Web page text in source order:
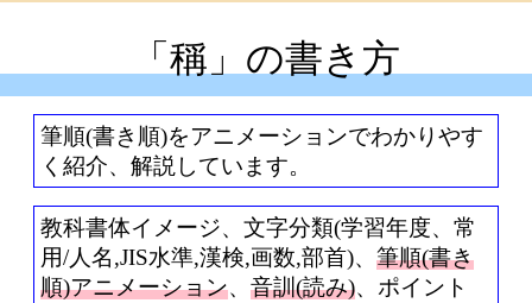
「稱」の書き方
筆順(書き順)をアニメーションでわかりやす
く紹介、解説しています。
教科書体イメージ、文字分類(学習年度、常
用/人名,JIS水準,漢検,画数,部首)、 筆順(書き
順)アニメーション、 音訓(読み)、ポイント